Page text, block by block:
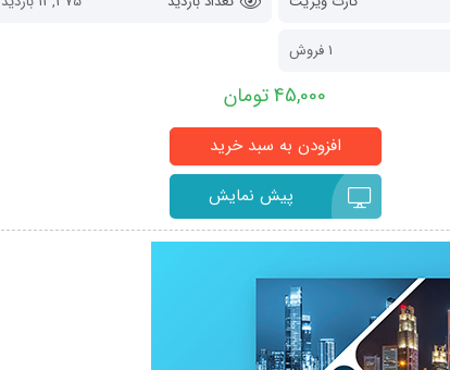
1 فروش
45,000 تومان
پیش نمایش